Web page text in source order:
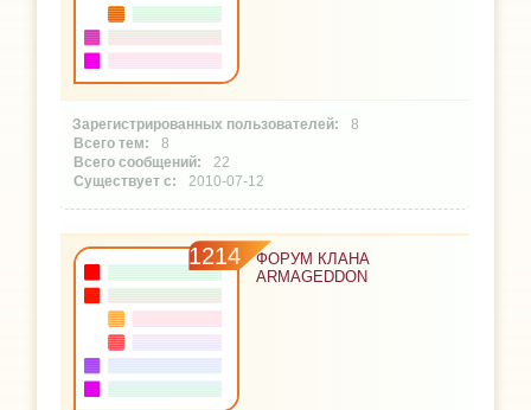
8
8
22
2010-07-12
1214
ФОРУМ КЛАНА
ARMAGEDDON